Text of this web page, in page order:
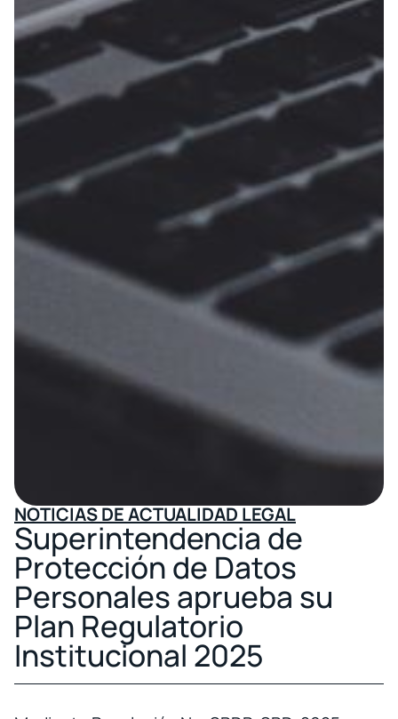
NOTICIAS DE ACTUALIDAD LEGAL
Superintendencia de
Protección de Datos
Personales aprueba su
Plan Regulatorio
Institucional 2025